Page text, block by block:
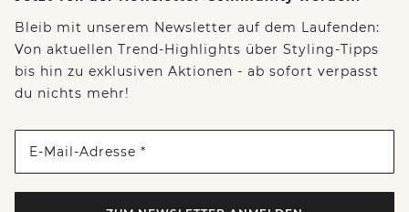
Bleib mit unserem Newsletter auf dem Laufenden:
Von aktuellen Trend-Highlights über Styling-Tipps
bis hin zu exklusiven Aktionen - ab sofort verpasst
du nichts mehr!
E-Mail-Adresse *